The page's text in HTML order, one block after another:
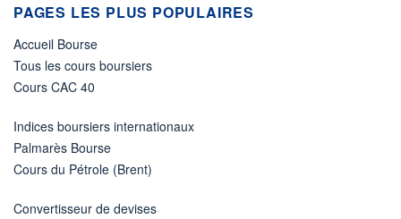
PAGES LES PLUS POPULAIRES
Accueil Bourse
Tous les cours boursiers
Cours CAC 40
Indices boursiers internationaux
Palmarès Bourse
Cours du Pétrole (Brent)
Convertisseur de devises